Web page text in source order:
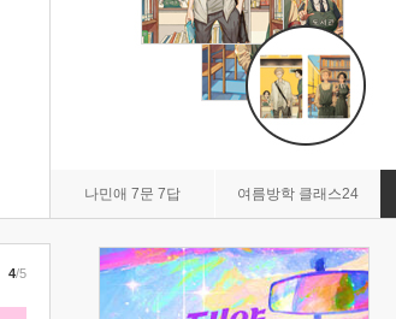
나민애 7문 7답 여름방학 클래스24
4/5